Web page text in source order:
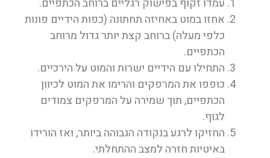
אחזו במוט באחיזה תחתונה (כפות הידיים פונות
כלפי מעלה) ברוחב קצת יותר גדול מרוחב
הכתפיים.
התחילו עם הידיים ישרות והמוט על הירכיים.
כופפו את המרפקים והרימו את המוט לכיוון
הכתפיים, תוך שמירה על המרפקים צמודים
לגוף.
החזיקו לרגע בנקודה הגבוהה ביותר, ואז הורידו
באיטיות חזרה למצב ההתחלתי.